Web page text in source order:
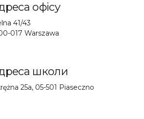
офісу
41/43
017 Warszawa
школи
25a, 05-501 Piaseczno